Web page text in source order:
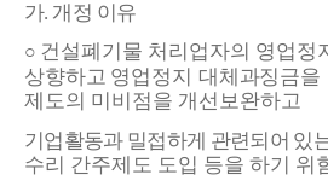
가. 개정 이유
○ 건설폐기물 처리업자의 영업
상향하고 영업정지 대체과징금을
제도의 미비점을 개선보완하고
기업활동과 밀접하게 관련되어 있
수리 간주제도 도입 등을 하기 위